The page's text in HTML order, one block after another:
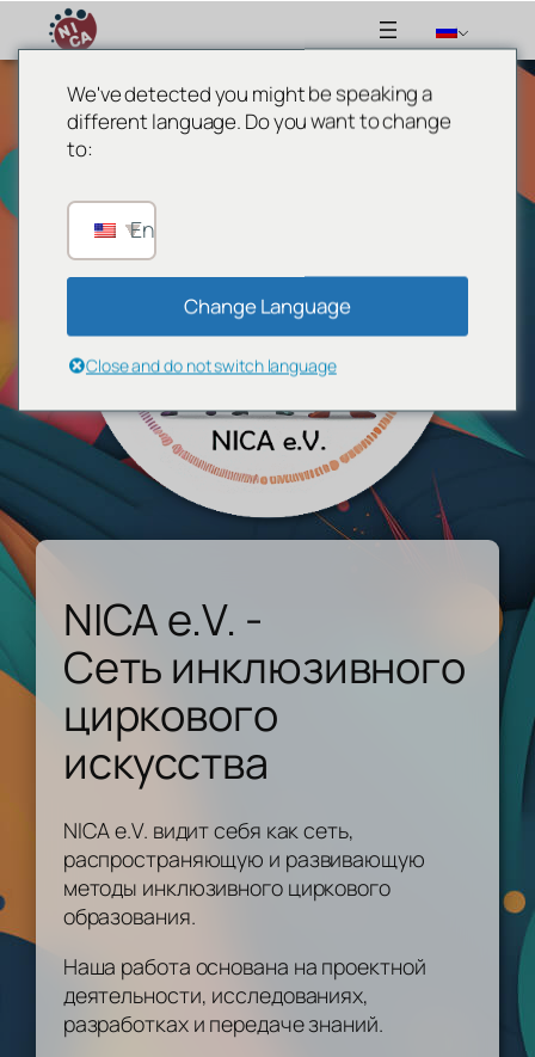
Перейти
содержимому
NICA e.V. -
Сеть инклюзивного
циркового
искусства
NICA e.V. видит себя как сеть,
распространяющую и развивающую
методы инклюзивного циркового
образования.
Наша работа основана на проектной
деятельности, исследованиях,
разработках и передаче знаний.
We've detected you might be speaking a
different language. Do you want to change
to:
English
Change Language
Close and do not switch language